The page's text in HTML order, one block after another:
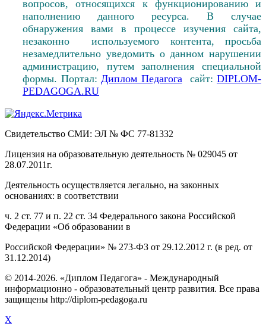
вопросов, относящихся к функционированию и
наполнению данного ресурса. В случае
обнаружения вами в процессе изучения сайта,
незаконно используемого контента, просьба
незамедлительно уведомить о данном нарушении
администрацию, путем заполнения специальной
формы. Портал: Диплом Педагога сайт: DIPLOM-
PEDAGOGA.RU
Свидетельство СМИ: ЭЛ № ФС 77-81332
Лицензия на образовательную деятельность № 029045 от
28.07.2011г.
Деятельность осуществляется легально, на законных
основаниях: в соответствии
ч. 2 ст. 77 и п. 22 ст. 34 Федерального закона Российской
Федерации «Об образовании в
Российской Федерации» № 273-ФЗ от 29.12.2012 г. (в ред. от
31.12.2014)
© 2014-2026. «Диплом Педагога» - Международный
информационно - образовательный центр развития. Все права
защищены http://diplom-pedagoga.ru
X